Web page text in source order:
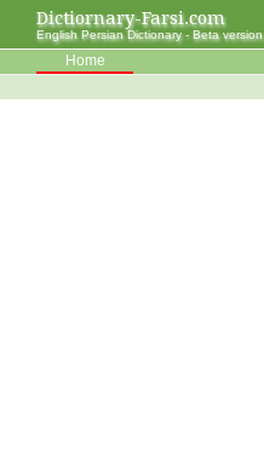
Dictiornary-Farsi.com
English Persian Dictionary - Beta version
Home